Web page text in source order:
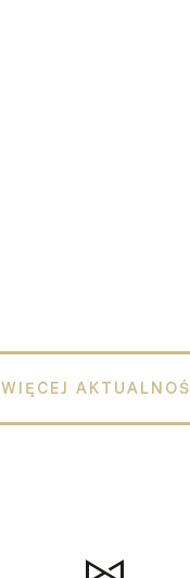
WIĘCEJ